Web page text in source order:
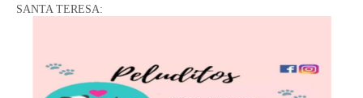
SANTA TERESA: